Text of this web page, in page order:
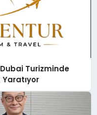
Turizminde
Yaratıyor